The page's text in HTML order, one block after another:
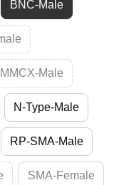
BNC-Male
MMCX-Male
N-Type-Male
RP-SMA-Male
SMA-Female